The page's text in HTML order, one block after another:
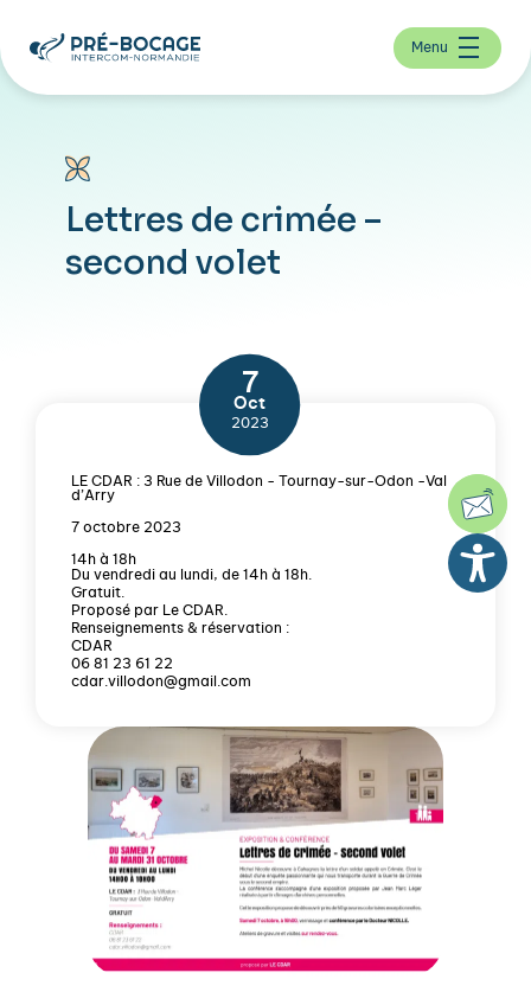
Menu
Lettres de crimée –
second volet
7
Oct
2023
LE CDAR : 3 Rue de Villodon - Tournay-sur-Odon -Val
d’Arry
7 octobre 2023
14h à 18h
Du vendredi au lundi, de 14h à 18h.
Gratuit.
Proposé par Le CDAR.
Renseignements & réservation :
CDAR
06 81 23 61 22
cdar.villodon@gmail.com